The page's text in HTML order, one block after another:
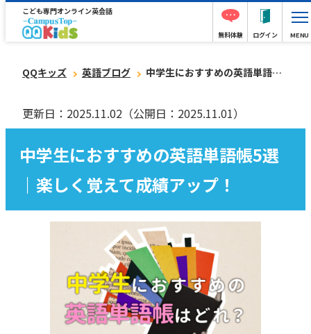
こども専門オンライン英会話
無料体験 ログイン MENU
QQキッズ 英語ブログ 中学生におすすめの英語単語帳5選｜楽しく覚えて成績アップ！
更新日：2025.11.02 （公開日：2025.11.01）
中学生におすすめの英語単語帳5選
｜楽しく覚えて成績アップ！